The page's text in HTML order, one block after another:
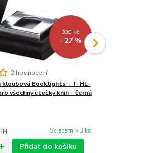
339 Kč
- 27 %
2 hodnocení
kloubová Booklights - T-HL-
všechny čtečky knih - černá
Skladem > 3 ks
Přidat do košíku